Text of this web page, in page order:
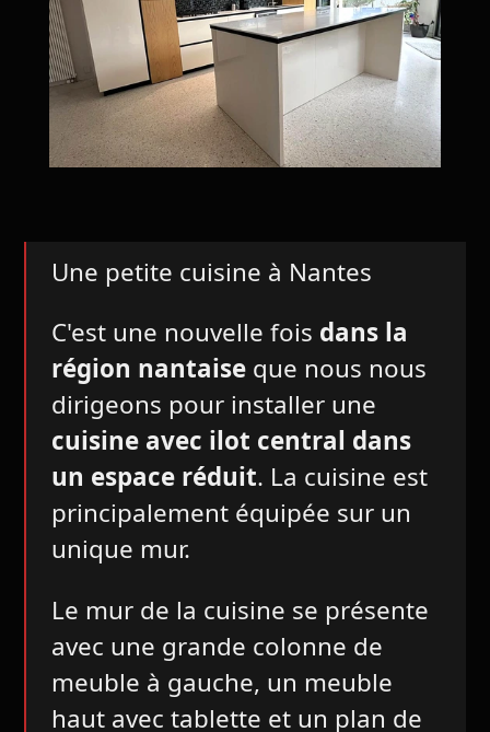
Une petite cuisine à Nantes
C'est une nouvelle fois dans la
région nantaiseque nous nous
dirigeons pour installer une
cuisine avec ilot central dans
un espace réduit. La cuisine est
principalement équipée sur un
unique mur.
Le mur de la cuisine se présente
avec une grande colonne de
meuble à gauche, un meuble
haut avec tablette et un plan de